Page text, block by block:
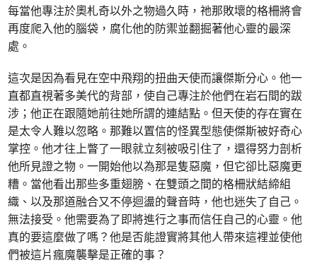
每當他專注於奧札奇以外之物過久時，祂那敗壞的格柵將會
再度爬入他的腦袋，腐化他的防禦並翻掘著他心靈的最深
處。
這次是因為看見在空中飛翔的扭曲天使而讓傑斯分心。他一
直都直視著多美代的背部，使自己專注於他們在岩石間的跋
涉；他正在跟隨她前往她所謂的連結點。但天使的存在實在
是太令人難以忽略。那難以置信的怪異型態使傑斯被好奇心
掌控。他才往上瞥了一眼就立刻被吸引住了，還得努力剖析
他所見證之物。一開始他以為那是隻惡魔，但它卻比惡魔更
糟。當他看出那些多重翅膀、在雙頭之間的格柵狀結締組
織、以及那道融合又不停迴盪的聲音時，他也迷失了自己。
無法接受。他需要為了即將進行之事而信任自己的心靈。他
真的要這麼做了嗎？他是否能證實將其他人帶來這裡並使他
們被這片瘋魔襲擊是正確的事？